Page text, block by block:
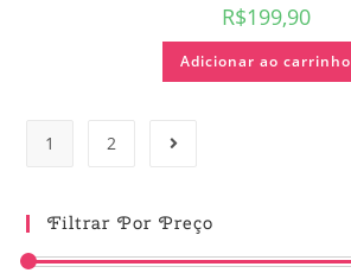
R$199,90
Adicionar ao carrinho
1 2
Filtrar Por Preço